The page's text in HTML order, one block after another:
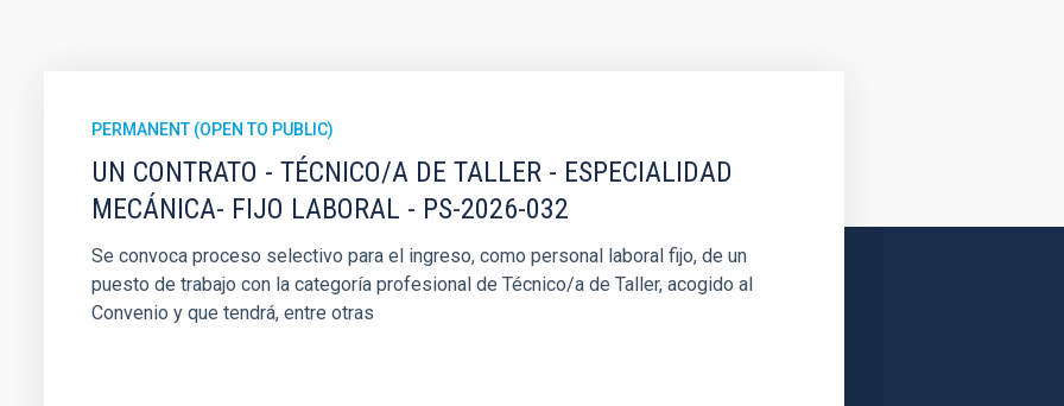
PERMANENT (OPEN TO PUBLIC)
UN CONTRATO - TÉCNICO/A DE TALLER - ESPECIALIDAD
MECÁNICA- FIJO LABORAL - PS-2026-032
Se convoca proceso selectivo para el ingreso, como personal laboral fijo, de un
puesto de trabajo con la categoría profesional de Técnico/a de Taller, acogido al
Convenio y que tendrá, entre otras